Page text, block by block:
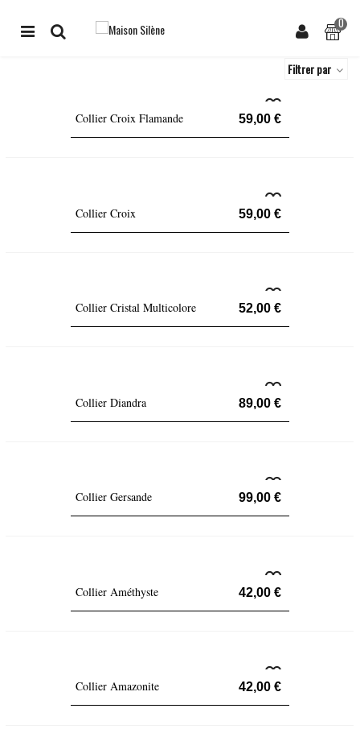
0
Filtrer par
Collier Croix Flamande 59,00 €
Collier Croix 59,00 €
Collier Cristal Multicolore 52,00 €
Collier Diandra 89,00 €
Collier Gersande 99,00 €
Collier Améthyste 42,00 €
Collier Amazonite 42,00 €